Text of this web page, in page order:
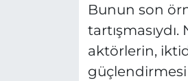
Bunun son
aktörlerin,